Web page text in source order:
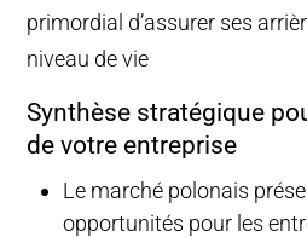
primordial d’assurer ses
niveau de vie
Synthèse stratégique
de votre entreprise
Le marché polonais
opportunités pour les